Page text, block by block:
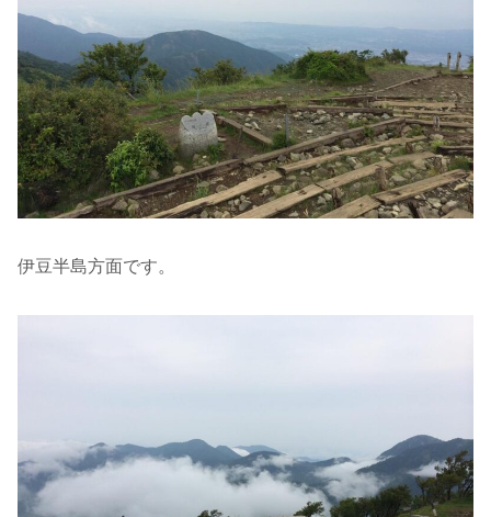
伊豆半島方面です。